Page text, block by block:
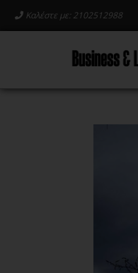
Καλέστε με: 2102512988